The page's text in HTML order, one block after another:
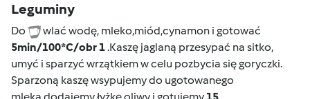
Leguminy
Do
wlać wodę, mleko,miód,cynamon i gotować
5min/100*C/obr 1.Kaszę jaglaną przesypać na sitko,
umyć i sparzyć wrzątkiem w celu pozbycia się goryczki.
Sparzoną kaszę wsypujemy do ugotowanego